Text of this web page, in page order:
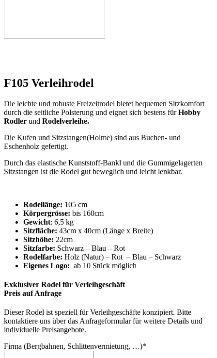
F105 Verleihrodel
Die leichte und robuste Freizeitrodel bietet bequemen Sitzkomfort
durch die seitliche Polsterung und eignet sich bestens fürHobby
Rodler und Rodelverleihe.
Die Kufen und Sitzstangen(Holme) sind aus Buchen- und
Eschenholz gefertigt.
Durch das elastische Kunststoff-Bankl und die Gummigelagerten
Sitzstangen ist die Rodel gut beweglich und leicht lenkbar.
Rodellänge: 105 cm
Körpergrösse: bis 160cm
Gewicht: 6,5 kg
Sitzfläche: 43cm x 40cm (Länge x Breite)
Sitzhöhe: 22cm
Sitzfarbe: Schwarz – Blau – Rot
Rodelfarbe: Holz (Natur) – Rot – Blau – Schwarz
Eigenes Logo: ab 10 Stück möglich
Exklusiver Rodel für Verleihgeschäft
Preis auf Anfrage
Dieser Rodel ist speziell für Verleihgeschäfte konzipiert. Bitte
kontaktiere uns über das Anfrageformular für weitere Details und
individuelle Preisangebote.
Firma (Bergbahnen, Schlittenvermietung, …)*